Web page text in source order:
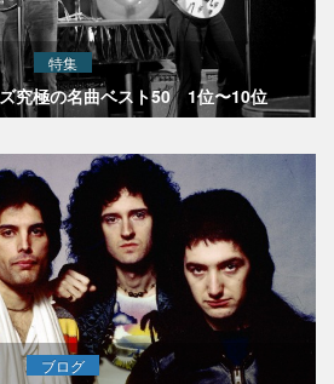
特集
究極の名曲ベスト50 1位〜10位
ブログ